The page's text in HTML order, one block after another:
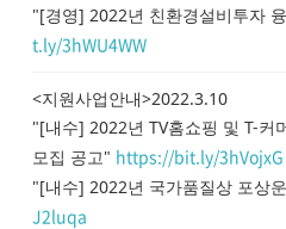
"[경영] 2022년 친환경설비투자
t.ly/3hWU4WW
<지원사업안내>2022.3.10
"[내수] 2022년 TV홈쇼핑 및 T-커
모집 공고" https://bit.ly/3hVojxG
"[내수] 2022년 국가품질상 포상
J2luqa